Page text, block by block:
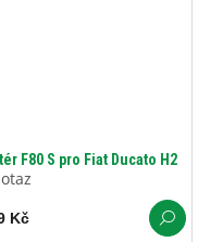
F80 S pro Fiat Ducato H2
Kč